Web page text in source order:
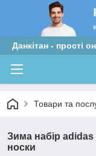
Данкітан - прості
Товари та
Зима набір
носки